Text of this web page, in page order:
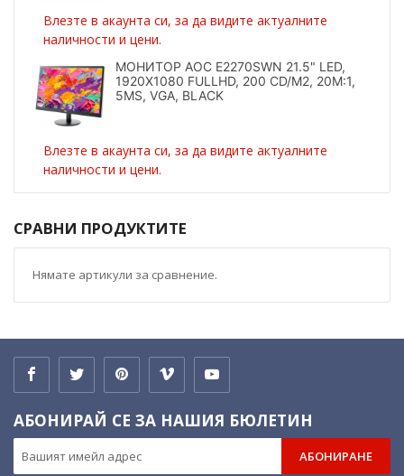
Влезте в акаунта си, за да видите актуалните
наличности и цени.
МОНИТОР AOC E2270SWN 21.5" LED,
1920X1080 FULLHD, 200 CD/M2, 20M:1,
5MS, VGA, BLACK
Влезте в акаунта си, за да видите актуалните
наличности и цени.
СРАВНИ ПРОДУКТИТЕ
Нямате артикули за сравнение.
АБОНИРАЙ СЕ ЗА НАШИЯ БЮЛЕТИН
АБОНИРАНЕ